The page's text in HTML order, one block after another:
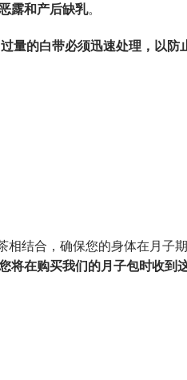
露和产后缺乳。
过量的白带必须迅速处理，以防
相结合，确保您的身体在月子
在购买我们的月子包时收到这